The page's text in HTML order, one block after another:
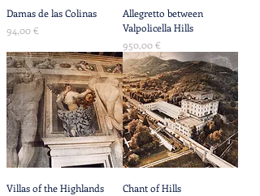
Damas de las Colinas
Precio
94,00 €
Allegretto between
Valpolicella Hills
Precio
950,00 €
Villas of the Highlands
Chant of Hills